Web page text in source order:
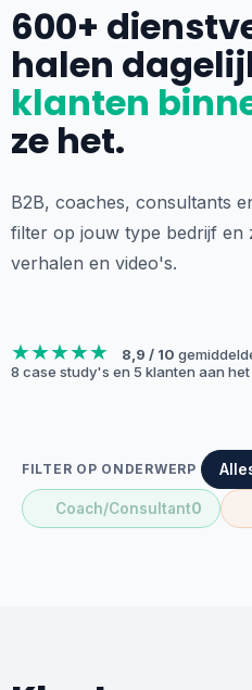
600+
halen
klanten
ze het.
B2B, coaches, consultants
filter op jouw type bedrijf en
verhalen en video's.
★★★★★ 8,9 / 10
8 case study's en 5 klanten aan
FILTER OP ONDERWERP
Coach/Consultant0